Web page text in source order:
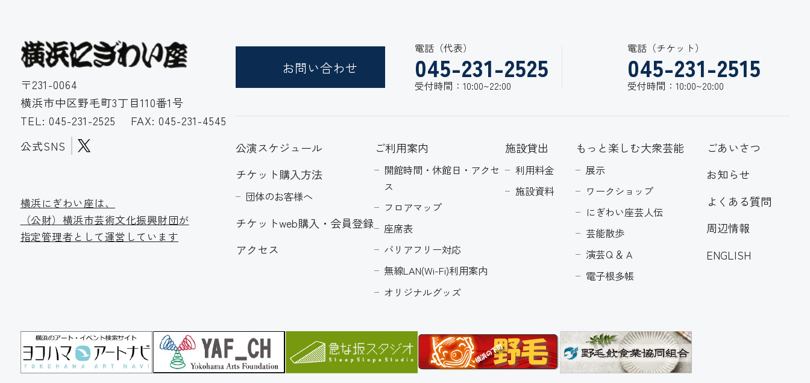
〒231-0064
横浜市中区野毛町3丁目110番1号
TEL: 045-231-2525
FAX: 045-231-4545
公式SNS
お問い合わせ
電話（代表）
045-231-2525
受付時間：10:00~22:00
電話（チケット）
045-231-2515
受付時間：10:00~20:00
横浜にぎわい座は、
（公財）横浜市芸術文化振興財団が
指定管理者として運営しています
公演スケジュール
チケット購入方法
団体のお客様へ
チケットweb購入・会員登録
アクセス
ご利用案内
開館時間・休館日・アクセ
ス
フロアマップ
座席表
バリアフリー対応
無線LAN(Wi-Fi)利用案内
オリジナルグッズ
施設貸出
利用料金
施設資料
もっと楽しむ大衆芸能
展示
ワークショップ
にぎわい座芸人伝
芸能散歩
演芸Ｑ＆Ａ
電子根多帳
ごあいさつ
お知らせ
よくある質問
周辺情報
ENGLISH